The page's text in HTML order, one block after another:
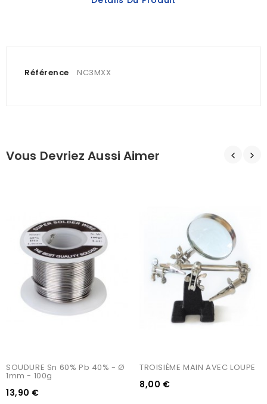
Référence NC3MXX
Vous Devriez Aussi Aimer
SOUDURE Sn 60% Pb 40% - Ø
1mm - 100g
13,90 €
TROISIÈME MAIN AVEC LOUPE
8,00 €